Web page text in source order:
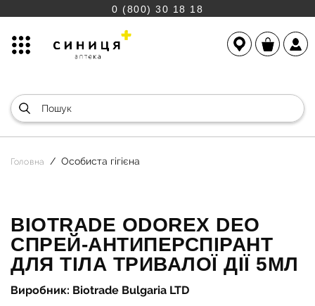
0 (800) 30 18 18
Головна Особиста гігієна
BIOTRADE ODOREX DEO
СПРЕЙ-АНТИПЕРСПІРАНТ
ДЛЯ ТІЛА ТРИВАЛОЇ ДІЇ 5МЛ
Виробник: Biotrade Bulgaria LTD